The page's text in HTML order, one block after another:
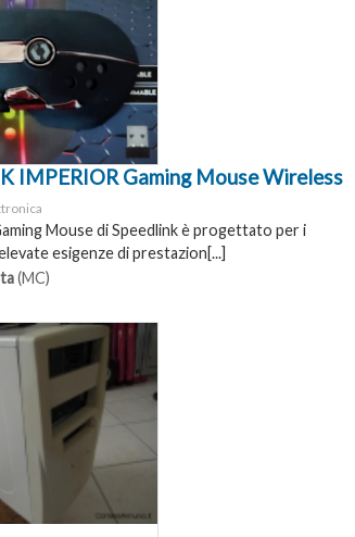
IMPERIOR Gaming Mouse Wireless
Mouse di Speedlink è progettato per i
esigenze di prestazion[...]
(MC)